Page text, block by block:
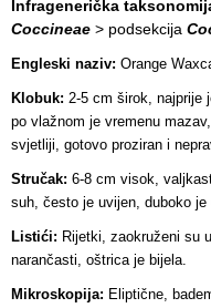
Infragenerička
Coccineae > podsekcija
Engleski naziv: Orange
Klobuk: 2-5 cm širok, najprije
po vlažnom je vremenu
svjetliji, gotovo proziran i
Stručak: 6-8 cm visok,
suh, često je uvijen, duboko
Listići: Rijetki, zaokruženi su
narančasti, oštrica je bijela.
Mikroskopija: Eliptične,